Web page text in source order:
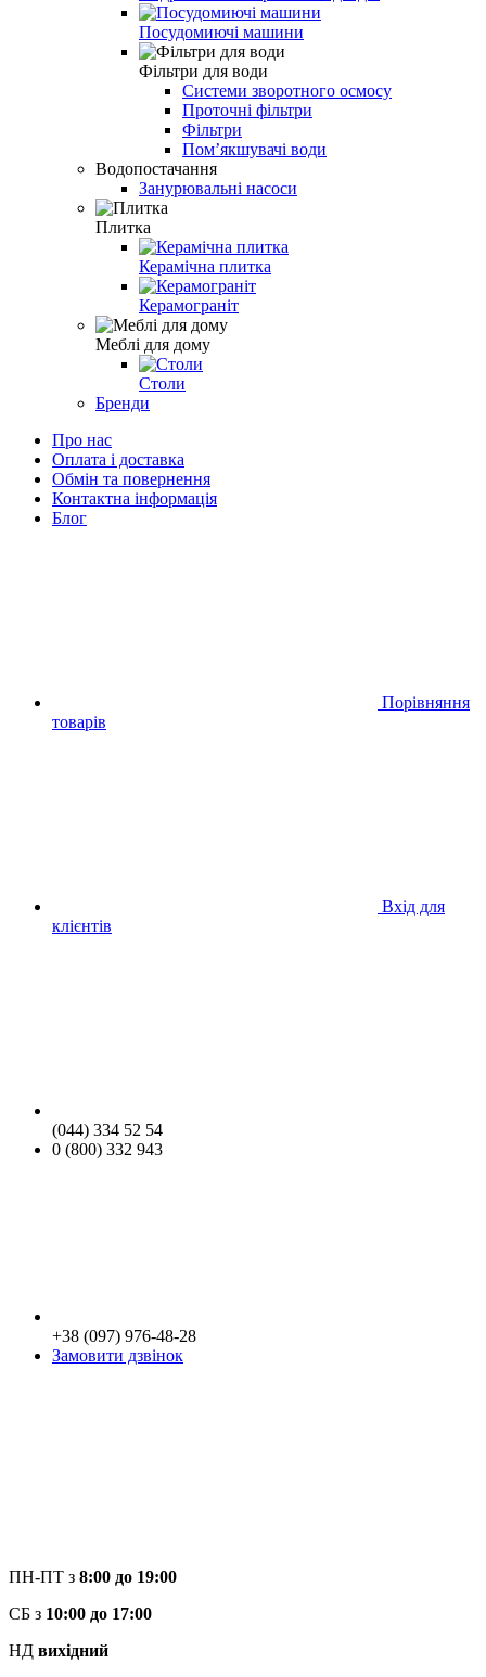
Посудомиючі машини
Фільтри для води
Системи зворотного осмосу
Проточні фільтри
Фільтри
Пом’якшувачі води
Водопостачання
Занурювальні насоси
Плитка
Керамічна плитка
Керамограніт
Меблі для дому
Столи
Бренди
Про нас
Оплата і доставка
Обмін та повернення
Контактна інформація
Блог
Порівняння
товарів
Вхід для
клієнтів
(044) 334 52 54
0 (800) 332 943
+38 (097) 976-48-28
Замовити дзвінок
ПН-ПТ з 8:00 до 19:00
СБ з 10:00 до 17:00
НД вихідний